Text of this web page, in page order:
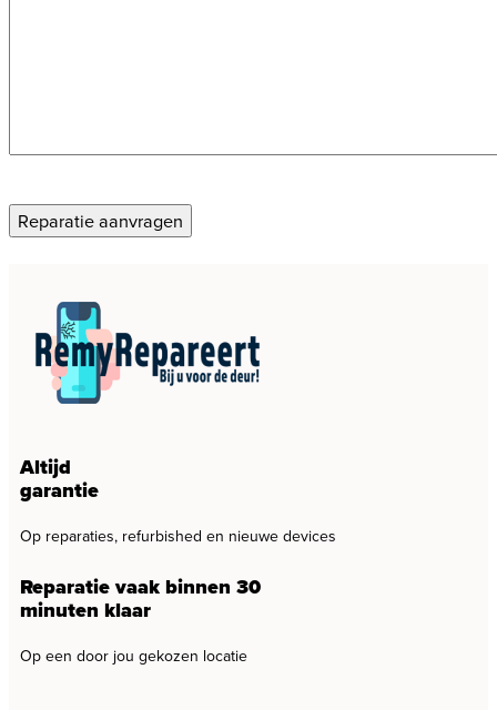
Reparatie aanvragen
Altijd
garantie
Op reparaties, refurbished en nieuwe devices
Reparatie vaak binnen 30
minuten klaar
Op een door jou gekozen locatie